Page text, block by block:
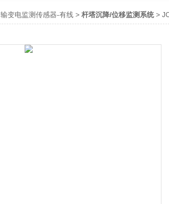
输变电监测传感器-有线 > 杆塔沉降/位移监测系统>